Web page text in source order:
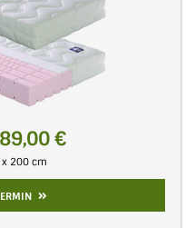
€
x 200 cm